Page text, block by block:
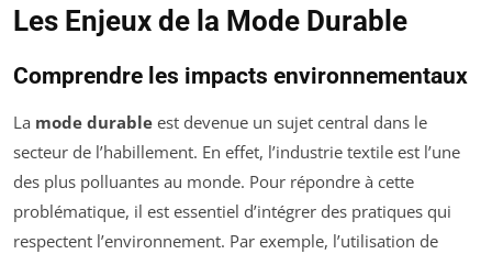
Les Enjeux de la Mode Durable
Comprendre les impacts environnementaux
La mode durable est devenue un sujet central dans le
secteur de l’habillement. En effet, l’industrie textile est l’une
des plus polluantes au monde. Pour répondre à cette
problématique, il est essentiel d’intégrer des pratiques qui
respectent l’environnement. Par exemple, l’utilisation de